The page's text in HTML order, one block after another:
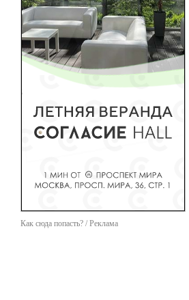
Как сюда попасть? / Реклама